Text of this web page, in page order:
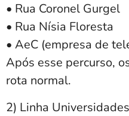
• Rua Coronel Gurgel
• Rua Nísia Floresta
• AeC (empresa de
Após esse percurso,
rota normal.
2) Linha